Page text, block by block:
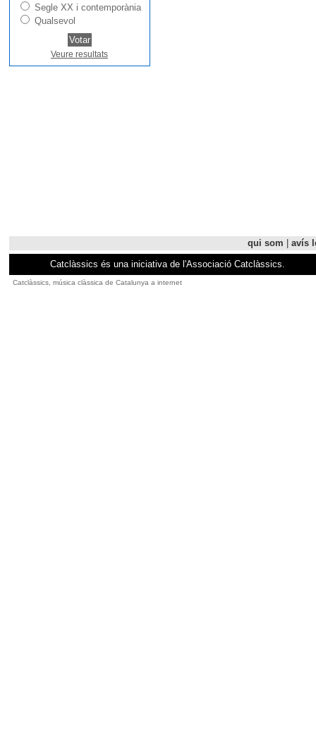
Segle XX i contemporània
Qualsevol
Veure resultats
qui som | avís
Catclàssics és una iniciativa de l'Associació Catclàssics.
Catclàssics, música clàssica de Catalunya a internet